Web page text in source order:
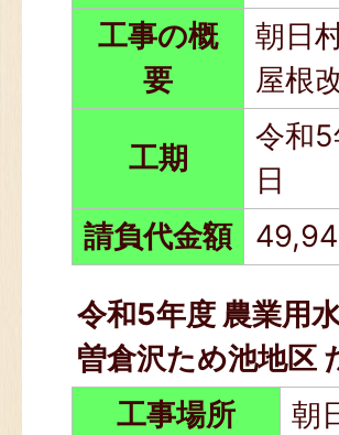
工事の概
要
朝日
屋根
工期
令和
日
請負代金額
令和5年度 農業用
曽倉沢ため池地区
工事場所
朝